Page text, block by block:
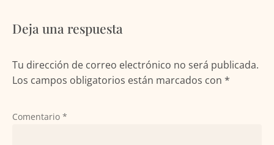
Deja una respuesta
Tu dirección de correo electrónico no será publicada.
Los campos obligatorios están marcados con *
Comentario *